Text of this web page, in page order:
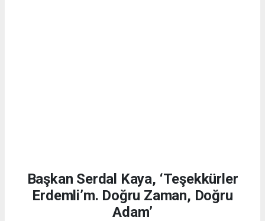
Başkan Serdal Kaya, ‘Teşekkürler
Erdemli’m. Doğru Zaman, Doğru
Adam’